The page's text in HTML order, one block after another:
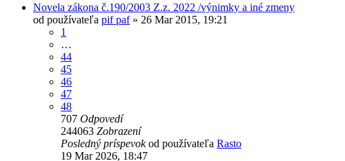
Novela zákona č.190/2003 Z.z. 2022 /výnimky a iné zmeny
od používateľa pif paf» 26 Mar 2015, 19:21
1
…
44
45
46
47
48
707 Odpovedí
244063 Zobrazení
Posledný príspevokod používateľa Rasto
19 Mar 2026, 18:47